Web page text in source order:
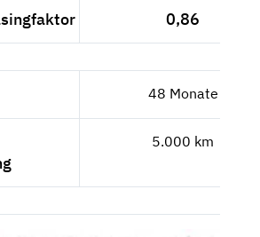
0,86
48 Monate
5.000 km